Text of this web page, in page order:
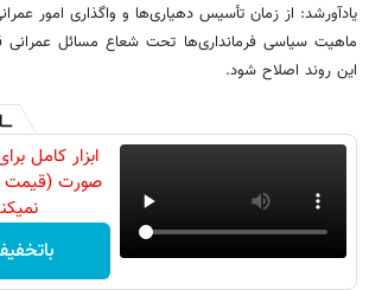
یادآورشد: از زمان تأسیس دهیاری‌ها و واگذاری امور
ماهیت سیاسی فرمانداری‌ها تحت شعاع مسائل عمرانی
این روند اصلاح شود.
ابزار کامل
صورت (قیمت